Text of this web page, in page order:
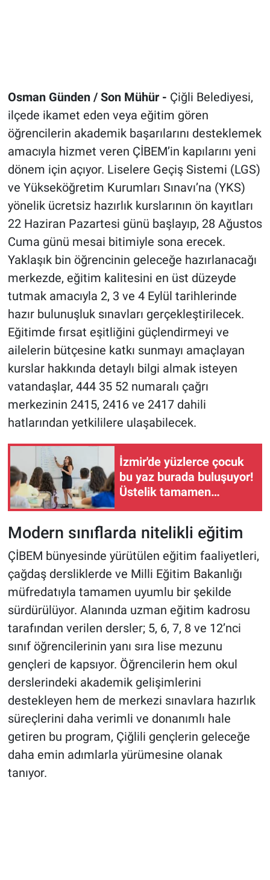
Osman Günden / Son Mühür - Çiğli Belediyesi,
ilçede ikamet eden veya eğitim gören
öğrencilerin akademik başarılarını desteklemek
amacıyla hizmet veren ÇİBEM’in kapılarını yeni
dönem için açıyor. Liselere Geçiş Sistemi (LGS)
ve Yükseköğretim Kurumları Sınavı’na (YKS)
yönelik ücretsiz hazırlık kurslarının ön kayıtları
22 Haziran Pazartesi günü başlayıp, 28 Ağustos
Cuma günü mesai bitimiyle sona erecek.
Yaklaşık bin öğrencinin geleceğe hazırlanacağı
merkezde, eğitim kalitesini en üst düzeyde
tutmak amacıyla 2, 3 ve 4 Eylül tarihlerinde
hazır bulunuşluk sınavları gerçekleştirilecek.
Eğitimde fırsat eşitliğini güçlendirmeyi ve
ailelerin bütçesine katkı sunmayı amaçlayan
kurslar hakkında detaylı bilgi almak isteyen
vatandaşlar, 444 35 52 numaralı çağrı
merkezinin 2415, 2416 ve 2417 dahili
hatlarından yetkililere ulaşabilecek.
İzmir'de yüzlerce çocuk
bu yaz burada buluşuyor!
Üstelik tamamen
Modern sınıflarda nitelikli eğitim
ÇİBEM bünyesinde yürütülen eğitim faaliyetleri,
çağdaş dersliklerde ve Milli Eğitim Bakanlığı
müfredatıyla tamamen uyumlu bir şekilde
sürdürülüyor. Alanında uzman eğitim kadrosu
tarafından verilen dersler; 5, 6, 7, 8 ve 12’nci
sınıf öğrencilerinin yanı sıra lise mezunu
gençleri de kapsıyor. Öğrencilerin hem okul
derslerindeki akademik gelişimlerini
destekleyen hem de merkezi sınavlara hazırlık
süreçlerini daha verimli ve donanımlı hale
getiren bu program, Çiğlili gençlerin geleceğe
daha emin adımlarla yürümesine olanak
tanıyor.